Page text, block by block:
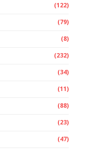
(122)
(79)
(8)
(232)
(34)
(11)
(88)
(23)
(47)